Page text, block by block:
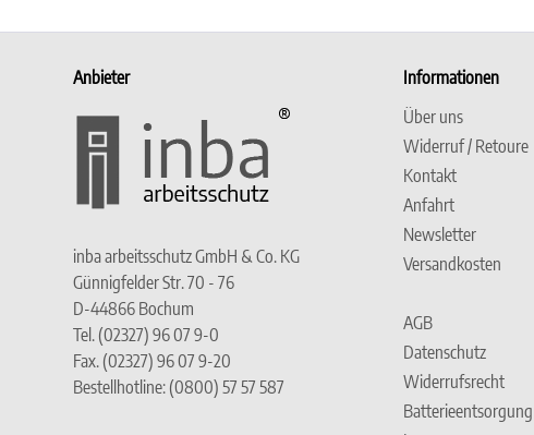
Anbieter
inba arbeitsschutz GmbH & Co. KG
Günnigfelder Str. 70 - 76
D-44866 Bochum
Tel. (02327) 96 07 9-0
Fax. (02327) 96 07 9-20
Bestellhotline: (0800) 57 57 587
Informationen
Über uns
Widerruf / Retoure
Kontakt
Anfahrt
Newsletter
Versandkosten
AGB
Datenschutz
Widerrufsrecht
Batterieentsorgung